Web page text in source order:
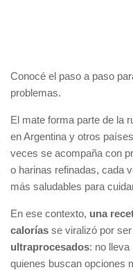
Conocé el paso a paso
problemas.
El mate forma parte de la
en Argentina y otros
veces se acompaña con
o harinas refinadas, cada
más saludables para
En ese contexto, una
calorías se viralizó por ser
ultraprocesados: no lleva
quienes buscan opciones